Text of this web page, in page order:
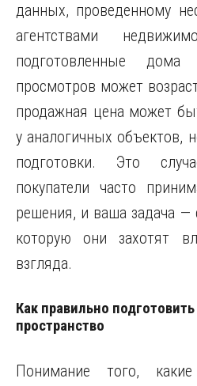
данных, проведенному
агентствами
подготовленные дома
просмотров может
продажная цена может
у аналогичных объектов,
подготовки. Это
покупатели часто
решения, и ваша задача —
которую они захотят
взгляда.
Как правильно
пространство
Понимание того,